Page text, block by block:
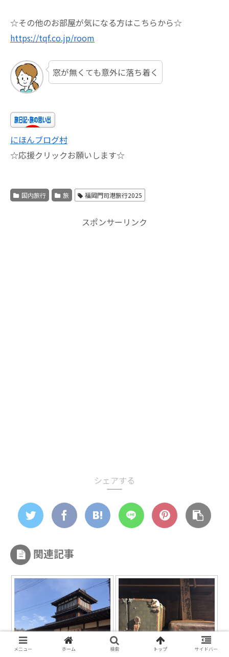
☆その他のお部屋が気になる方はこちらから☆
https://tqf.co.jp/room
窓が無くても意外に落ち着く
にほんブログ村
☆応援クリックお願いします☆
国内旅行 旅 福岡門司港旅行2025
スポンサーリンク
シェアする
関連記事
メニュー ホーム 検索 トップ サイドバー